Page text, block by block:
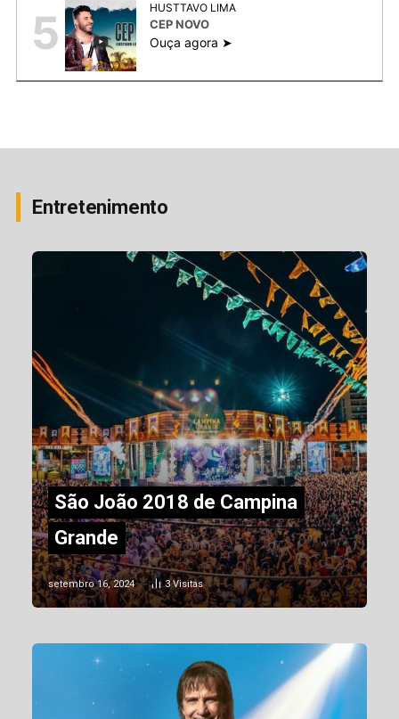
5 HUSTTAVO LIMA
CEP NOVO
Ouça agora ➤
Entretenimento
São João 2018 de Campina
Grande
setembro 16, 2024 3Visitas